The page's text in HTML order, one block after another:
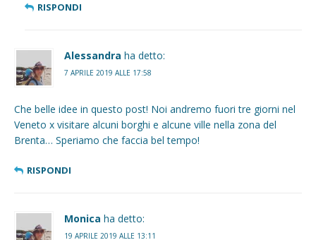
RISPONDI
Alessandra ha detto:
7 APRILE 2019 ALLE 17:58
Che belle idee in questo post! Noi andremo fuori tre giorni nel
Veneto x visitare alcuni borghi e alcune ville nella zona del
Brenta… Speriamo che faccia bel tempo!
RISPONDI
Monica ha detto:
19 APRILE 2019 ALLE 13:11